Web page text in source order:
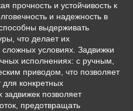
прочность и устойчивость к
и надежность в
выдерживать
что делает их
условиях. Задвижки
исполнениях: с ручным,
приводом, что позволяет
конкретных
задвижек позволяет
предотвращать